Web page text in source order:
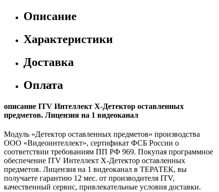
Описание
Характеристики
Доставка
Оплата
описание ITV Интеллект X-Детектор оставленных
предметов. Лицензия на 1 видеоканал
Модуль «Детектор оставленных предметов» производства
ООО «Видеоинтеллект», сертификат ФСБ России о
соответствии требованиям ПП РФ 969. Покупая программное
обеспечение ITV Интеллект X-Детектор оставленных
предметов. Лицензия на 1 видеоканал в ТЕРАТЕК, вы
получаете гарантию 12 мес. от производителя ITV,
качественный сервис, привлекательные условия доставки.